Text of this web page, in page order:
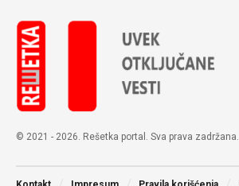
© 2021 - 2026. Rešetka portal. Sva prava zadržana.